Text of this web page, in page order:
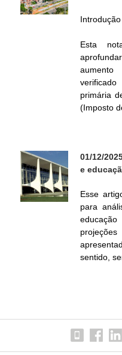
Introdução
Esta
primária
(Imposto
01/12/
e
Esse
para
sentido,